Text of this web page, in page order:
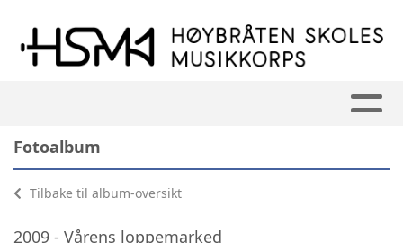
Fotoalbum
Tilbake til album-oversikt
2009 - Vårens loppemarked